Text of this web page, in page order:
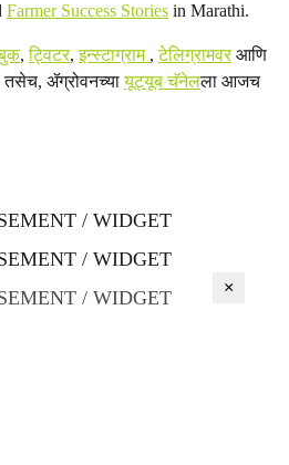
Farmer Success Stories in Marathi.
,ट्विटर,इन्स्टाग्राम ,टेलिग्रामवरआणि
तसेच, ॲग्रोवनच्यायूट्यूब चॅनेलला आजच
/ WIDGET
/ WIDGET
/ WIDGET
×